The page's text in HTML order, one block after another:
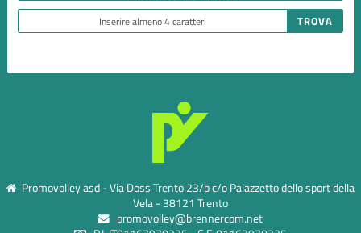
Promovolley asd - Via Doss Trento 23/b c/o Palazzetto dello sport della
Vela - 38121 Trento
promovolley@brennercom.net